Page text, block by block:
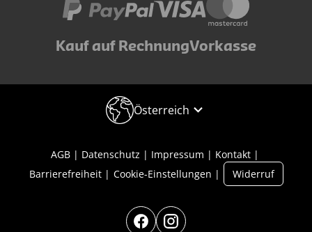
Kauf auf RechnungVorkasse
Österreich
AGB Datenschutz Impressum
Kontakt
Barrierefreiheit
Cookie-Einstellungen Widerruf